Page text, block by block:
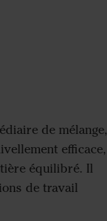
de mélange,
efficace,
équilibré. Il
de travail